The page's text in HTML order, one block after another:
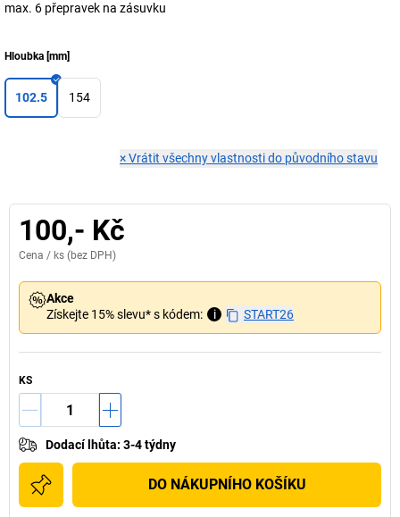
max. 6 přepravek na zásuvku
Hloubka [mm]
102.5 154
×Vrátit všechny vlastnosti do původního stavu
100,- Kč
Cena / ks (bez DPH)
Akce
Získejte 15% slevu* s kódem:
i START26
KS
Dodací lhůta: 3-4 týdny
DO NÁKUPNÍHO KOŠÍKU